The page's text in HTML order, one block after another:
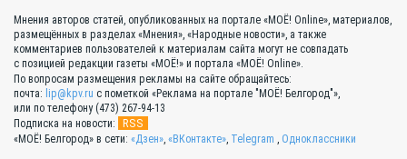
Мнения авторов статей, опубликованных на портале «МОЁ! Online», материалов,
размещённых в разделах «Мнения», «Народные новости», а также
комментариев пользователей к материалам сайта могут не совпадать
с позицией редакции газеты «МОЁ!» и портала «МОЁ! Online».
По вопросам размещения рекламы на сайте обращайтесь:
почта: lip@kpv.ru с пометкой «Реклама на портале "МОЁ! Белгород"»,
или по телефону (473) 267-94-13
Подписка на новости:
RSS
«МОЁ! Белгород» в сети: «Дзен», «ВКонтакте», Telegram , Одноклассники